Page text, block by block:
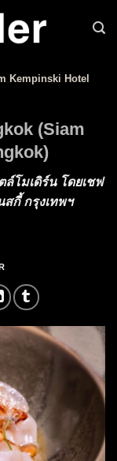
Kempinski Hotel
(Siam
โมเดิร์น โดยเชฟ
กี้ กรุงเทพฯ